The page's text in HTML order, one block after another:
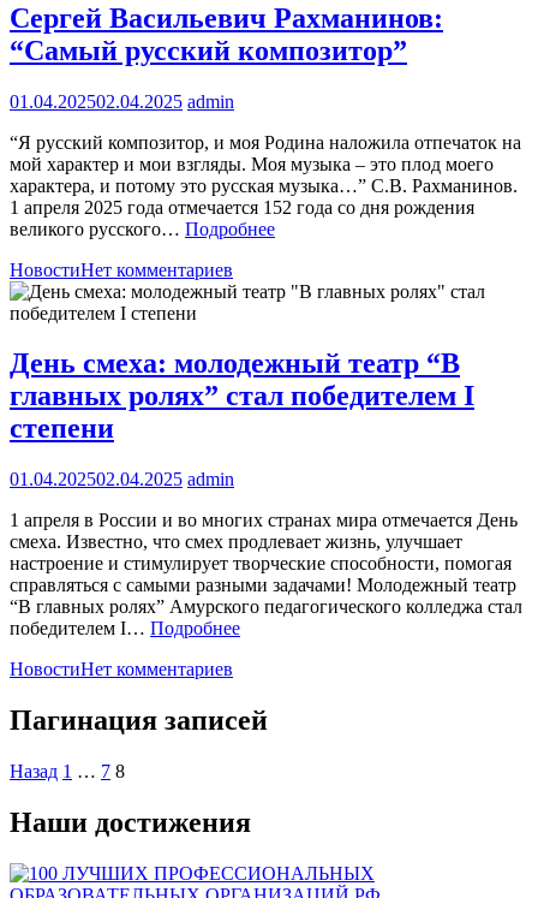
Сергей Васильевич Рахманинов:
“Самый русский композитор”
01.04.202502.04.2025 admin
“Я русский композитор, и моя Родина наложила отпечаток на
мой характер и мои взгляды. Моя музыка – это плод моего
характера, и потому это русская музыка…” С.В. Рахманинов.
1 апреля 2025 года отмечается 152 года со дня рождения
великого русского… Подробнее
НовостиНет комментариев
День смеха: молодежный театр “В
главных ролях” стал победителем I
степени
01.04.202502.04.2025 admin
1 апреля в России и во многих странах мира отмечается День
смеха. Известно, что смех продлевает жизнь, улучшает
настроение и стимулирует творческие способности, помогая
справляться с самыми разными задачами! Молодежный театр
“В главных ролях” Амурского педагогического колледжа стал
победителем I… Подробнее
НовостиНет комментариев
Пагинация записей
Назад 1 … 7 8
Наши достижения